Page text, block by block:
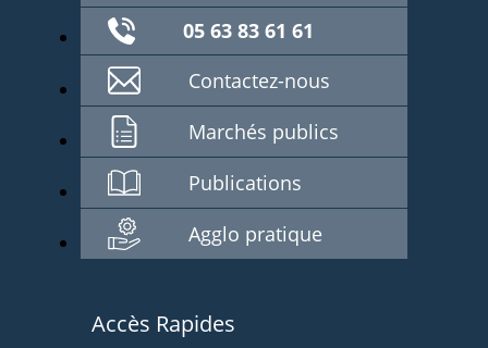
05 63 83 61 61
Contactez-nous
Marchés publics
Publications
Agglo pratique
Accès Rapides